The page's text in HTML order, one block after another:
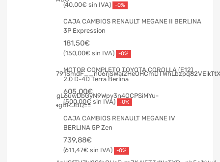
40,00€ -0%
CAJA CAMBIOS RENAULT MEGANE II BERLINA
3P Expression
181,50€
150,00€ -0%
MOTOR COMPLETO TOYOTA COROLLA (E12)
2.0 D-4D Terra Berlina
605,00€
500,00€ -0%
CAJA CAMBIOS RENAULT MEGANE IV
BERLINA 5P Zen
739,88€
611,47€ -0%